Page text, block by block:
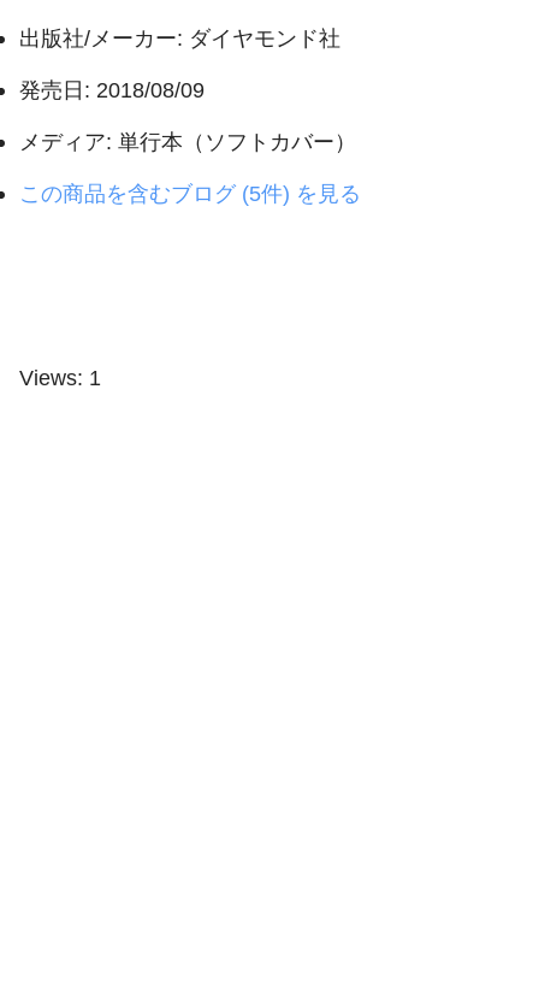
出版社/メーカー: ダイヤモンド社
発売日: 2018/08/09
メディア: 単行本（ソフトカバー）
この商品を含むブログ (5件) を見る
Views: 1